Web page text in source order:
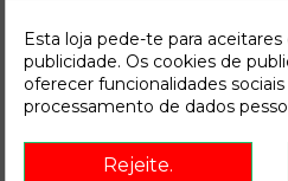
Esta loja pede-te para
publicidade. Os cookies de
oferecer funcionalidades
processamento de dados
Rejeite.